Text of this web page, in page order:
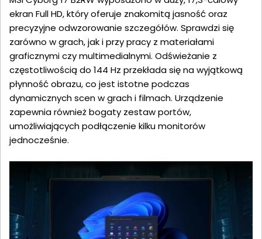
ekran Full HD, który oferuje znakomitą jasność oraz
precyzyjne odwzorowanie szczegółów. Sprawdzi się
zarówno w grach, jak i przy pracy z materiałami
graficznymi czy multimedialnymi. Odświeżanie z
częstotliwością do 144 Hz przekłada się na wyjątkową
płynność obrazu, co jest istotne podczas
dynamicznych scen w grach i filmach. Urządzenie
zapewnia również bogaty zestaw portów,
umożliwiających podłączenie kilku monitorów
jednocześnie.